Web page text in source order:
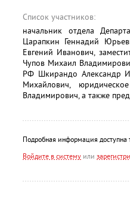
Список участников:
начальник отдела
Царапкин Геннадий
Евгений Иванович,
Чупов Михаил
РФ Шкирандо Александр
Михайлович,
Владимирович, а также
Подробная информация доступна
Войдите в систему или